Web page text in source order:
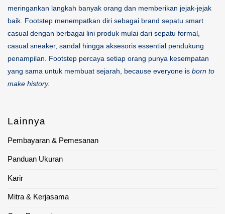
meringankan langkah banyak orang dan memberikan jejak-jejak
baik. Footstep menempatkan diri sebagai brand sepatu smart
casual dengan berbagai lini produk mulai dari sepatu formal,
casual sneaker, sandal hingga aksesoris essential pendukung
penampilan. Footstep percaya setiap orang punya kesempatan
yang sama untuk membuat sejarah, because everyone is born to
make history.
Lainnya
Pembayaran & Pemesanan
Panduan Ukuran
Karir
Mitra & Kerjasama